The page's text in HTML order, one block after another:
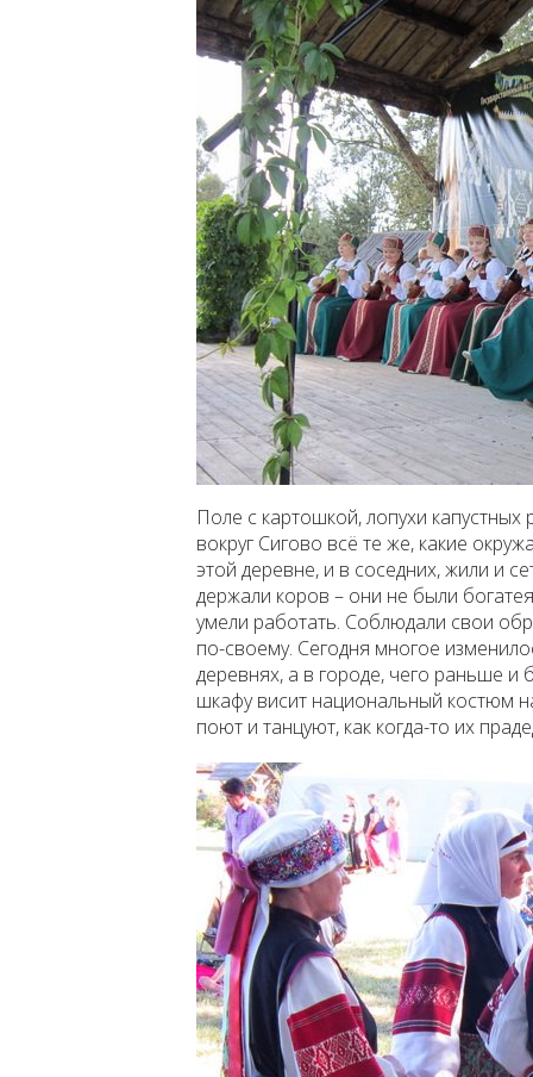
Поле с картошкой, лопухи
вокруг Сигово всё те же, какие
этой деревне, и в соседних, жили и
держали коров – они не были
умели работать. Соблюдали свои
по-своему. Сегодня многое
деревнях, а в городе, чего раньше и
шкафу висит национальный костюм
поют и танцуют, как когда-то их